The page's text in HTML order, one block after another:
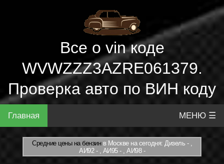
Все о vin коде
WVWZZZ3AZRE061379.
Проверка авто по ВИН коду
Главная МЕНЮ ☰
Средние цены на бензинв Москве на сегодня: Дизель - ,
АИ92 - , АИ95 - , АИ98 -